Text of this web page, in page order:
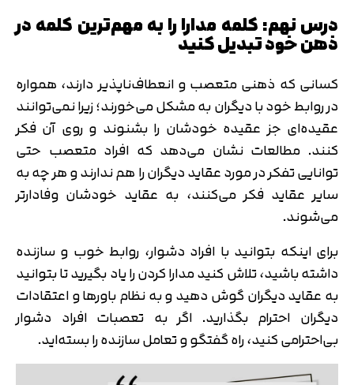
درس نهم: کلمه مدارا را به مهم‌ترین کلمه در
ذهن خود تبدیل کنید
کسانی که ذهنی متعصب و انعطاف‌ناپذیر دارند، همواره
در روابط خود با دیگران به مشکل می‌خورند؛ زیرا نمی‌توانند
عقیده‌ای جز عقیده خودشان را بشنوند و روی آن فکر
کنند. مطالعات نشان می‌دهد که افراد متعصب حتی
توانایی تفکر در مورد عقاید دیگران را هم ندارند و هر چه به
سایر عقاید فکر می‌کنند، به عقاید خودشان وفادارتر
می‌شوند.
برای اینکه بتوانید با افراد دشوار، روابط خوب و سازنده
داشته باشید، تلاش کنید مدارا کردن را یاد بگیرید تا بتوانید
به عقاید دیگران گوش دهید و به نظام باورها و اعتقادات
دیگران احترام بگذارید. اگر به تعصبات افراد دشوار
بی‌احترامی کنید، راه گفتگو و تعامل سازنده را بسته‌اید.